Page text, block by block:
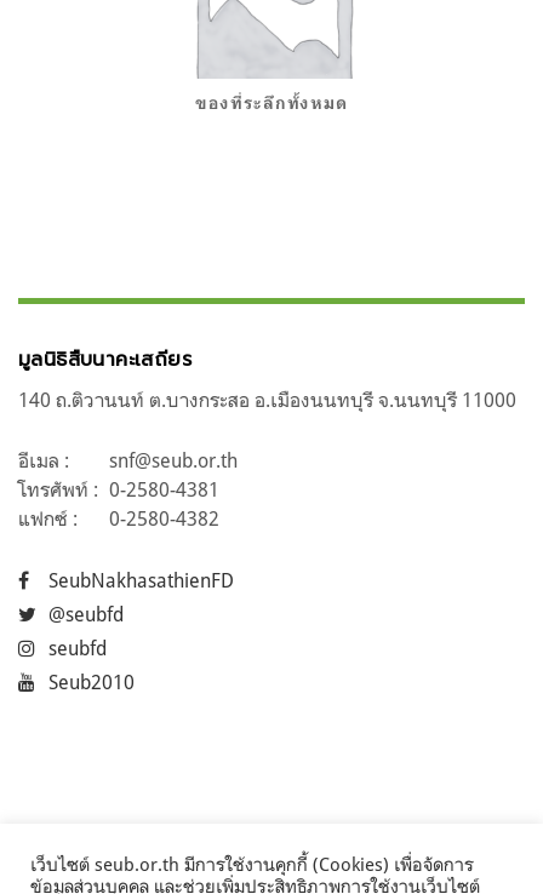
ของที่ระลึกทั้งหมด
มูลนิธิสืบนาคะเสถียร
140 ถ.ติวานนท์ ต.บางกระสอ อ.เมืองนนทบุรี จ.นนทบุรี 11000
อีเมล :
snf@seub.or.th
โทรศัพท์ : 0-2580-4381
แฟกซ์ :
0-2580-4382
SeubNakhasathienFD
@seubfd
seubfd
Seub2010
เว็บไซต์ seub.or.th มีการใช้งานคุกกี้ (Cookies) เพื่อจัดการ
ข้อมูลส่วนบุคคล และช่วยเพิ่มประสิทธิภาพการใช้งานเว็บไซต์